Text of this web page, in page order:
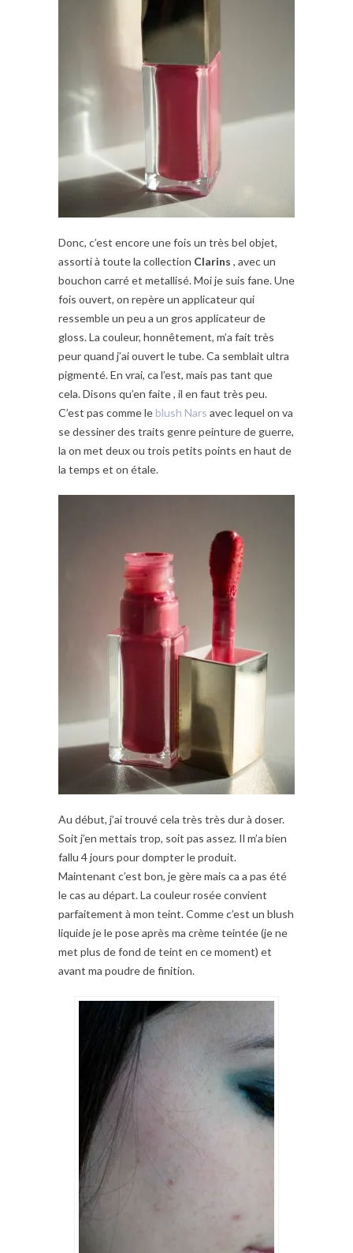
Donc, c’est encore une fois un très bel objet,
assorti à toute la collection Clarins , avec un
bouchon carré et metallisé. Moi je suis fane. Une
fois ouvert, on repère un applicateur qui
ressemble un peu a un gros applicateur de
gloss. La couleur, honnêtement, m’a fait très
peur quand j’ai ouvert le tube. Ca semblait ultra
pigmenté. En vrai, ca l’est, mais pas tant que
cela. Disons qu’en faite , il en faut très peu.
C’est pas comme le blush Nars avec lequel on va
se dessiner des traits genre peinture de guerre,
la on met deux ou trois petits points en haut de
la temps et on étale.
Au début, j’ai trouvé cela très très dur à doser.
Soit j’en mettais trop, soit pas assez. Il m’a bien
fallu 4 jours pour dompter le produit.
Maintenant c’est bon, je gère mais ca a pas été
le cas au départ. La couleur rosée convient
parfaitement à mon teint. Comme c’est un blush
liquide je le pose après ma crème teintée (je ne
met plus de fond de teint en ce moment) et
avant ma poudre de finition.